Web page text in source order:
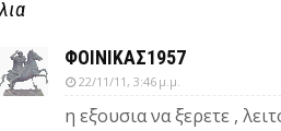
ΦΟΙΝΙΚΑΣ1957
22/11/11, 3:46 μ.μ.
η εξουσια να ξερετε ,